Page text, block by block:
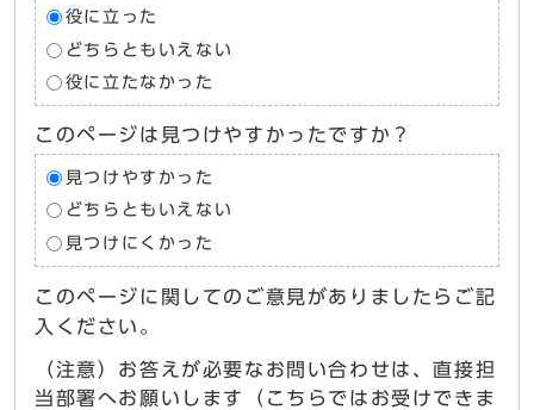
役に立った
どちらともいえない
役に立たなかった
このページは見つけやすかったですか？
見つけやすかった
どちらともいえない
見つけにくかった
このページに関してのご意見がありましたらご記
入ください。
（注意）お答えが必要なお問い合わせは、直接担
当部署へお願いします（こちらではお受けできま